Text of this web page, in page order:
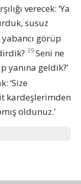
verecek: ‘Ya
susuz
görüp
39Seni ne
yanına geldik?’
‘Size
kardeşlerimden
oldunuz.’